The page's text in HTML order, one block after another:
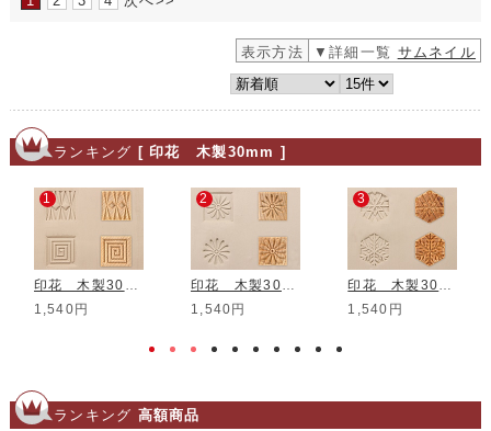
表示方法 ▼詳細一覧 サムネイル
ランキング [ 印花 木製30mm ]
1
印花 木製30mm SSM-002
1,540円
2
印花 木製30mm SSM-103
1,540円
3
印花 木製30mm SHM-02
1,540円
ランキング 高額商品